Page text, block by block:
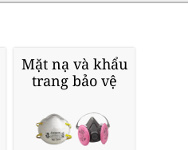
Mặt nạ và khẩu
trang bảo vệ